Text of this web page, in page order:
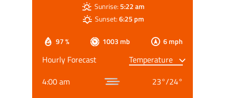
97 % 1003 mb 6 mph
Sunrise:5:22 am
Sunset:6:25 pm
Hourly Forecast
4:00 am
23°/24°